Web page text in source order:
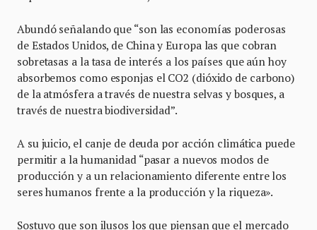
Abundó señalando que “son las economías poderosas
de Estados Unidos, de China y Europa las que cobran
sobretasas a la tasa de interés a los países que aún hoy
absorbemos como esponjas el CO2 (dióxido de carbono)
de la atmósfera a través de nuestra selvas y bosques, a
través de nuestra biodiversidad”.
A su juicio, el canje de deuda por acción climática puede
permitir a la humanidad “pasar a nuevos modos de
producción y a un relacionamiento diferente entre los
seres humanos frente a la producción y la riqueza».
Sostuvo que son ilusos los que piensan que el mercado